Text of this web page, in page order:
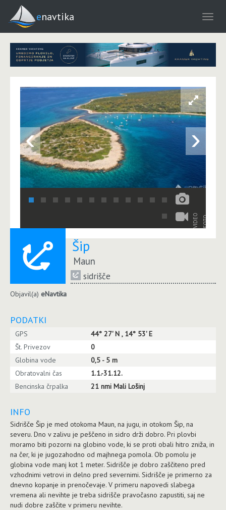
enavtika
‹ ›
VIDEO FOTO
Šip
Maun
sidrišče
Objavil(a) eNavtika
PODATKI
GPS
44° 27' N , 14° 53' E
Št. Privezov
0
Globina vode
0,5 - 5 m
Obratovalni čas
1.1.-31.12.
Bencinska črpalka
21 nmi Mali Lošinj
INFO
Sidrišče Šip je med otokoma Maun, na jugu, in otokom Šip, na
severu. Dno v zalivu je peščeno in sidro drži dobro. Pri plovbi
moramo biti pozorni na globino vode, ki se proti obali hitro zniža, in
na čer, ki je jugozahodno od majhnega pomola. Ob pomolu je
globina vode manj kot 1 meter. Sidrišče je dobro zaščiteno pred
vzhodnimi vetrovi in delno pred severnimi. Sidrišče je primerno za
dnevno kopanje in prenočevaje. V primeru napovedi slabega
vremena ali nevihte je treba sidrišče pravočasno zapustiti, saj ne
nudi dobre zaščite v primeru nevihte.